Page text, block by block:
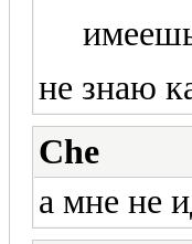
не знаю
Che
а мне не